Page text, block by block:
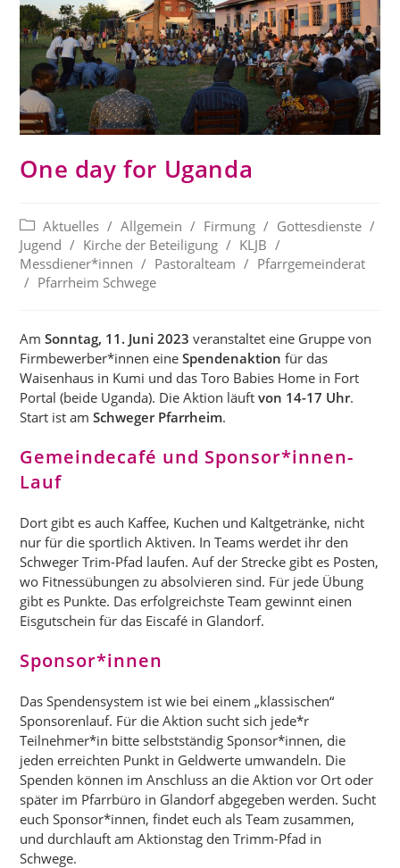
One day for Uganda
Beitrags-
Kategorie:
Aktuelles / Allgemein / Firmung / Gottesdienste /
Jugend / Kirche der Beteiligung / KLJB /
Messdiener*innen / Pastoralteam / Pfarrgemeinderat
/ Pfarrheim Schwege
AmSonntag, 11. Juni 2023 veranstaltet eine Gruppe von
Firmbewerber*innen eineSpendenaktionfür das
Waisenhaus in Kumi und das Toro Babies Home in Fort
Portal (beide Uganda). Die Aktion läuftvon 14-17 Uhr.
Start ist amSchweger Pfarrheim.
Gemeindecafé und Sponsor*innen-
Lauf
Dort gibt es auch Kaffee, Kuchen und Kaltgetränke, nicht
nur für die sportlich Aktiven. In Teams werdet ihr den
Schweger Trim-Pfad laufen. Auf der Strecke gibt es Posten,
wo Fitnessübungen zu absolvieren sind. Für jede Übung
gibt es Punkte. Das erfolgreichste Team gewinnt einen
Eisgutschein für das Eiscafé in Glandorf.
Sponsor*innen
Das Spendensystem ist wie bei einem „klassischen“
Sponsorenlauf. Für die Aktion sucht sich jede*r
Teilnehmer*in bitte selbstständig Sponsor*innen, die
jeden erreichten Punkt in Geldwerte umwandeln. Die
Spenden können im Anschluss an die Aktion vor Ort oder
später im Pfarrbüro in Glandorf abgegeben werden. Sucht
euch Sponsor*innen, findet euch als Team zusammen,
und durchlauft am Aktionstag den Trimm-Pfad in
Schwege.